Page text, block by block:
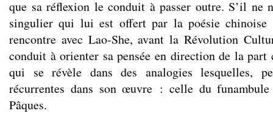
que sa réflexion le conduit à passer outre. S’il ne
singulier qui lui est offert par la poésie chinoise
rencontre avec Lao-She, avant la Révolution
conduit à orienter sa pensée en direction de la part
qui se révèle dans des analogies lesquelles,
récurrentes dans son œuvre : celle du
Pâques.